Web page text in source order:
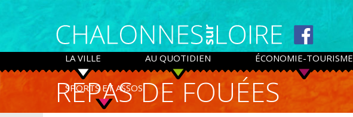
Panneau de gestion des cookies
LA VILLE AU QUOTIDIEN ÉCONOMIE-TOURISME
SPORTS ET ASSOS
REPAS DE FOUÉES